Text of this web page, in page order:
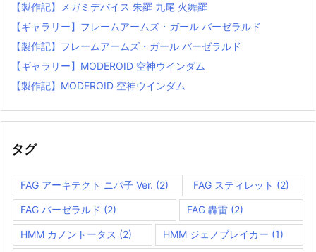
【製作記】メガミデバイス 朱羅 九尾 火舞羅
【ギャラリー】フレームアームズ・ガール バーゼラルド
【製作記】フレームアームズ・ガール バーゼラルド
【ギャラリー】MODEROID 空神ウインダム
【製作記】MODEROID 空神ウインダム
タグ
FAG アーキテクト ニパ子 Ver. (2) FAG スティレット (2)
FAG バーゼラルド (2) FAG 轟雷 (2)
HMM カノントータス (2) HMM ジェノブレイカー (1)